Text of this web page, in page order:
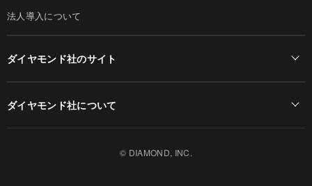
法人導入について
ダイヤモンド社のサイト
ダイヤモンド社について
© DIAMOND, INC.